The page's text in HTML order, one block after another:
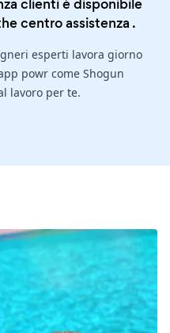
clienti è disponibile
centro assistenza .
esperti lavora giorno
powr come Shogun
lavoro per te.